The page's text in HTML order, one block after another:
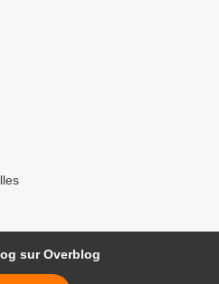
sur Overblog